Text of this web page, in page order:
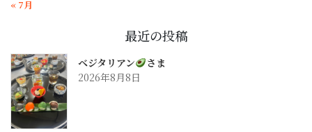
« 7月
最近の投稿
ベジタリアン
さま
2026年8月8日